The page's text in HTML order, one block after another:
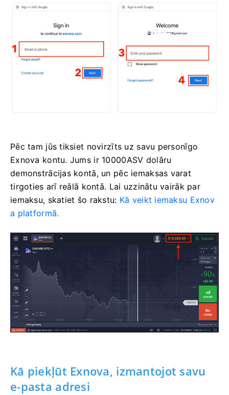
Pēc tam jūs tiksiet novirzīts uz savu personīgo
Exnova kontu. Jums ir 10000ASV dolāru
demonstrācijas kontā, un pēc iemaksas varat
tirgoties arī reālā kontā. Lai uzzinātu vairāk par
iemaksu, skatiet šo rakstu: Kā veikt iemaksu Exnov
a platformā.
Kā piekļūt Exnova, izmantojot savu
e-pasta adresi